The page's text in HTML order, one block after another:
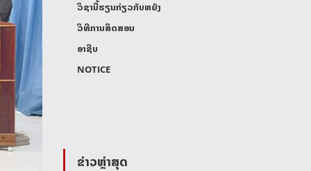
ວິຊານີ້ຮຽນກ່ຽວກັບຫຍັງ
ວິທີການສິດສອນ
ອາຊີບ
NOTICE
ຂ່າວຫຼ່າສຸດ